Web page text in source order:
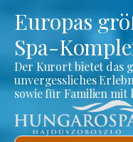
Europas
Spa-
Der Kurort bietet das
unvergessliches
sowie für Familien